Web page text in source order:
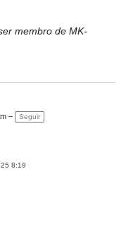
membro de MK-
– Seguir
8:19